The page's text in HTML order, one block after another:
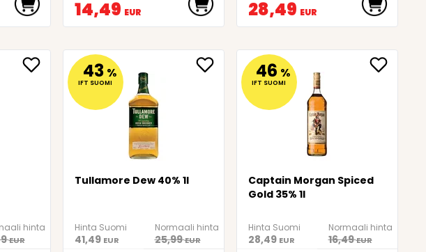
14,49 EUR 28,49 EUR
hinta
EUR
43 %
IFT SUOMI
Tullamore Dew 40% 1l
Hinta Suomi
41,49 EUR
Normaali hinta
25,99EUR
46 %
IFT SUOMI
Captain Morgan Spiced
Gold 35% 1l
Hinta Suomi
28,49 EUR
Normaali hinta
16,49EUR